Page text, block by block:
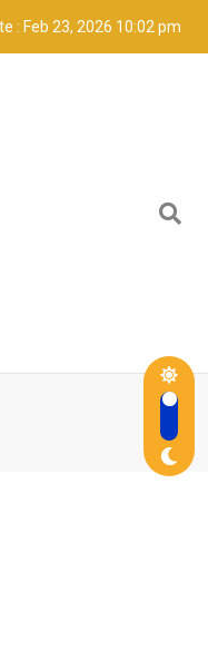
: Feb 23, 2026 10:02 pm